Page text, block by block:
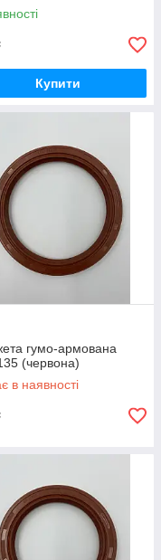
Купити
гумо-армована
(червона)
в наявності